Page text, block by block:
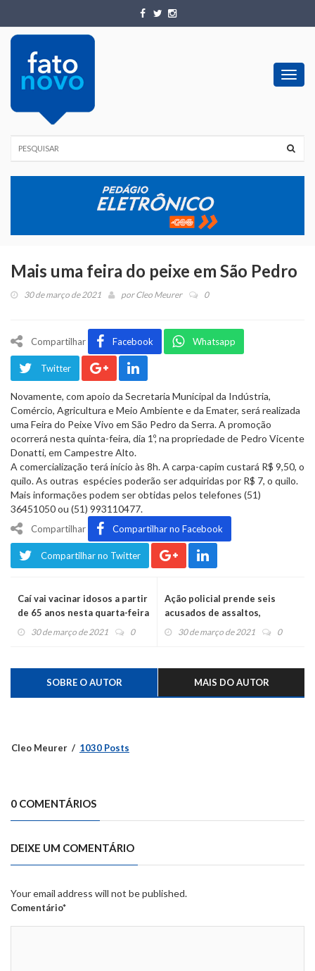
Mais uma feira do peixe em São Pedro
30 de março de 2021 porCleo Meurer 0
Compartilhar Facebook Whatsapp
Twitter
Novamente, com apoio da Secretaria Municipal da Indústria,
Comércio, Agricultura e Meio Ambiente e da Emater, será realizada
uma Feira do Peixe Vivo em São Pedro da Serra. A promoção
ocorrerá nesta quinta-feira, dia 1º, na propriedade de Pedro Vicente
Donatti, em Campestre Alto.
A comercialização terá início às 8h. A carpa-capim custará R$ 9,50, o
quilo. As outras espécies poderão ser adquiridas por R$ 7, o quilo.
Mais informações podem ser obtidas pelos telefones (51)
36451050 ou (51) 993110477.
Compartilhar Compartilhar no Facebook
Compartilhar no Twitter
Caí vai vacinar idosos a partir
de 65 anos nesta quarta-feira
30 de março de 2021 0
Ação policial prende seis
acusados de assaltos,
recupera veículos e apreende
30 de março de 2021 0
SOBRE O AUTOR MAIS DO AUTOR
Cleo Meurer 1030 Posts
0 COMENTÁRIOS
DEIXE UM COMENTÁRIO
Your email address will not be published.
Comentário*